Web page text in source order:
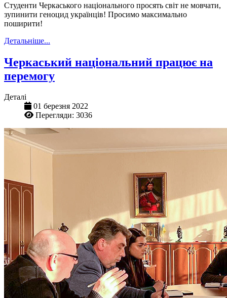
Студенти Черкаського національного просять світ не мовчати,
зупинити геноцид українців! Просимо максимально
поширити!
Детальніше...
Черкаський національний працює на
перемогу
Деталі
01 березня 2022
Перегляди: 3036